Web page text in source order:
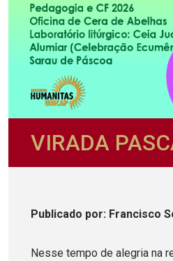
VIRADA
Publicado por: Francisco
Nesse tempo de alegria na